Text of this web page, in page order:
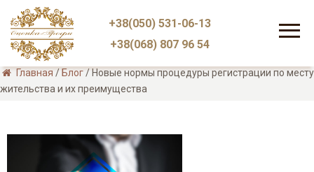
+38(050) 531-06-13
+38(068) 807 96 54
Главная / Блог / Новые нормы процедуры регистрации по месту
жительства и их преимущества